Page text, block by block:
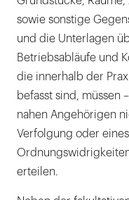
sowie sonstige
und die Unterlagen
Betriebsabläufe und
die innerhalb der
befasst sind, müssen
nahen Angehörigen
Verfolgung oder eines
erteilen.